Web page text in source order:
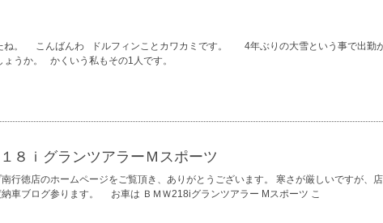
ね。 こんばんわ ドルフィンことカワカミです。 4年ぶりの大雪という事で出勤
うか。 かくいう私もその1人です。
８ｉグランツアラーＭスポーツ
行徳店のホームページをご覧頂き、ありがとうございます。 寒さが厳しいですが、
車ブログ参ります。 お車は ＢＭＷ218iグランツアラー Mスポーツ こ